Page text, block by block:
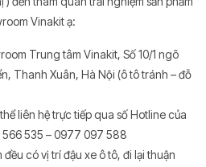
Vinakit ạ:
Trung tâm Vinakit, Số 10/1 ngõ
Thanh Xuân, Hà Nội (ô tô tránh – đỗ
liên hệ trực tiếp qua số Hotline của
535 – 0977 097 588
có vị trí đậu xe ô tô, đi lại thuận